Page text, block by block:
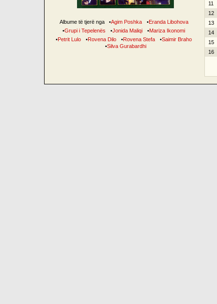
Albume të tjerë nga •Agim Poshka •Eranda Libohova
•Grupi i Tepelenës •Jonida Maliqi •Mariza Ikonomi
•Petrit Lulo •Rovena Dilo •Rovena Stefa •Saimir Braho
•Silva Gurabardhi
11
12
13
14
15
16